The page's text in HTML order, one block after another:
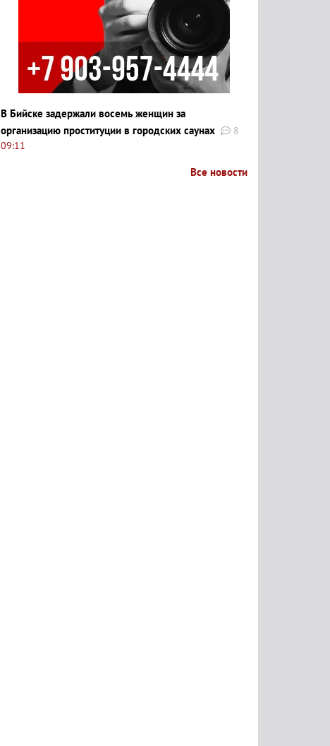
В Бийске задержали восемь женщин за
организацию проституции в городских саунах
8
09:11
Все новости